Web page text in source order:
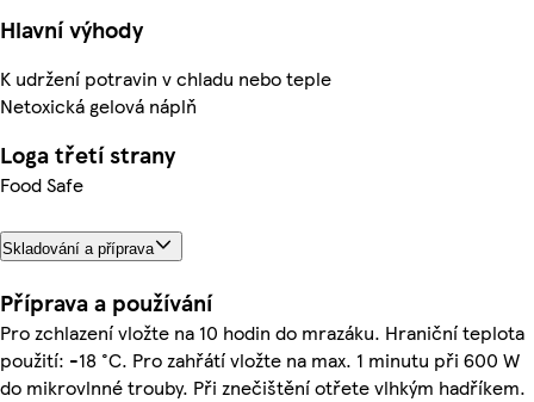
Hlavní výhody
K udržení potravin v chladu nebo teple
Netoxická gelová náplň
Loga třetí strany
Food Safe
Skladování a příprava
Příprava a používání
Pro zchlazení vložte na 10 hodin do mrazáku. Hraniční teplota
použití: -18 °C. Pro zahřátí vložte na max. 1 minutu při 600 W
do mikrovlnné trouby. Při znečištění otřete vlhkým hadříkem.